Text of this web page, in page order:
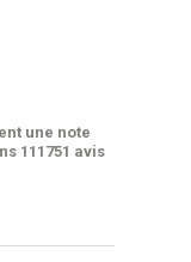
une note
111751 avis